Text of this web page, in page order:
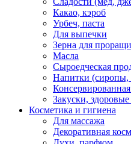
Какао, кэроб
Урбеч, паста
Для выпечки
Зерна для
Масла
Сыроедческая
Напитки (сиропы,
Закуски,
Косметика и гигиена
Для массажа
Декоративная